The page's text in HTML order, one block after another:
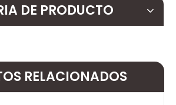
DE PRODUCTO
RELACIONADOS